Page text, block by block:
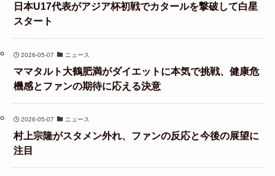
日本U17代表がアジア杯初戦でカタールを撃破して白星
スタート
2026-05-07 ニュース
ママタルト大鶴肥満がダイエットに本気で挑戦、健康危
機感とファンの期待に応える決意
2026-05-07 ニュース
村上宗隆がスタメン外れ、ファンの反応と今後の展望に
注目